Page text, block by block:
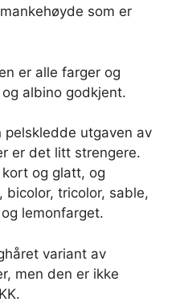
som er
er alle farger og
albino godkjent.
utgaven av
er det litt strengere.
og glatt, og
bicolor, tricolor, sable,
lemonfarget.
variant av
men den er ikke